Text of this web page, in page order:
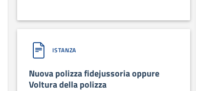
ISTANZA
Nuova polizza fidejussoria oppure
Voltura della polizza